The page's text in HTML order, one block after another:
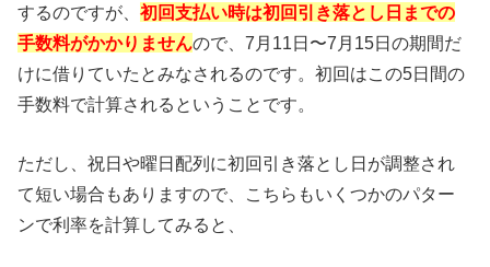
するのですが、初回支払い時は初回引き落とし日までの
手数料がかかりませんので、7月11日〜7月15日の期間だ
けに借りていたとみなされるのです。初回はこの5日間の
手数料で計算されるということです。
ただし、祝日や曜日配列に初回引き落とし日が調整され
て短い場合もありますので、こちらもいくつかのパター
ンで利率を計算してみると、